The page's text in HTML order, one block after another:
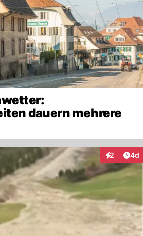
dauern mehrere
2 4d